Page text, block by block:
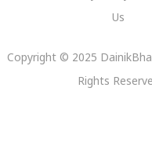
Us
Copyright © 2025
Rights